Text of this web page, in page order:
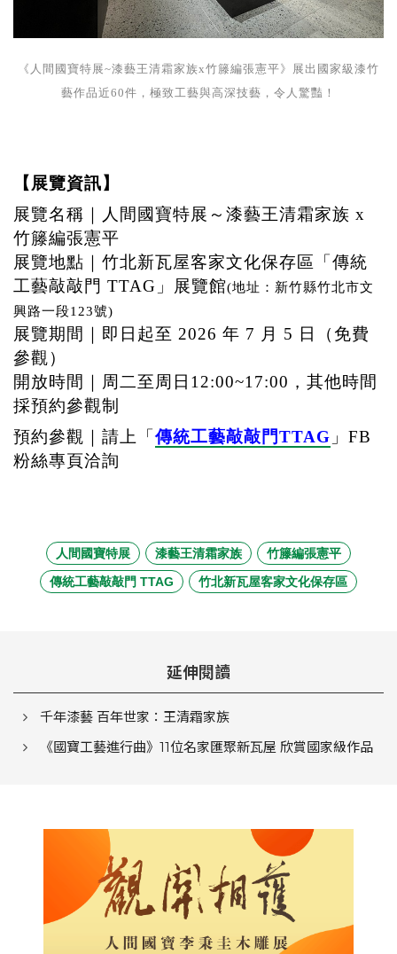
《人間國寶特展~漆藝王清霜家族x竹籐編張憲平》展出國家級漆竹
藝作品近60件，極致工藝與高深技藝，令人驚豔！
【展覽資訊】
展覽名稱｜人間國寶特展～漆藝王清霜家族 x
竹籐編張憲平
展覽地點｜竹北新瓦屋客家文化保存區「傳統
工藝敲敲門 TTAG 」展覽館(地址：新竹縣竹北市文
興路一段123號)
展覽期間｜即日起至 2026 年 7 月 5 日（免費
參觀）
開放時間｜周二至周日 12:00~17:00 ，其他時間
採預約參觀制
預約參觀｜請上「傳統工藝敲敲門TTAG 」 FB
粉絲專頁洽詢
人間國寶特展 漆藝王清霜家族
竹籐編張憲平
傳統工藝敲敲門 TTAG
竹北新瓦屋客家文化保存區
延伸閱讀
千年漆藝 百年世家：王清霜家族
《國寶工藝進行曲》11位名家匯聚新瓦屋 欣賞國家級作品